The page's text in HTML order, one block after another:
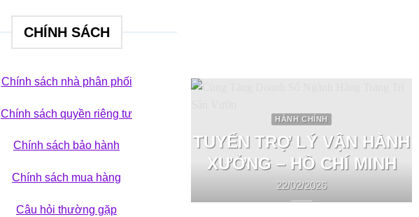
CHÍNH SÁCH
Chính sách nhà phân phối
Chính sách quyền riêng tư
Chính sách bảo hành
Chính sách mua hàng
Câu hỏi thường gặp
HÀNH CHÍNH
TUYỂN TRỢ LÝ VẬN HÀNH
XƯỞNG – HỒ CHÍ MINH
22/02/2026